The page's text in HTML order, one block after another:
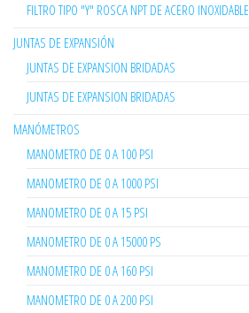
FILTRO TIPO "Y" ROSCA NPT DE ACERO INOXIDABLE
JUNTAS DE EXPANSIÓN
JUNTAS DE EXPANSION BRIDADAS
JUNTAS DE EXPANSION BRIDADAS
MANÓMETROS
MANOMETRO DE 0 A 100 PSI
MANOMETRO DE 0 A 1000 PSI
MANOMETRO DE 0 A 15 PSI
MANOMETRO DE 0 A 15000 PS
MANOMETRO DE 0 A 160 PSI
MANOMETRO DE 0 A 200 PSI